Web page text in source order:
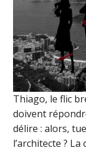
Thiago, le flic
doivent
délire : alors,
l’architecte ?